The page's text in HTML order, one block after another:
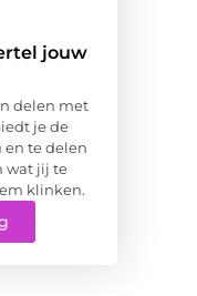
jouw
delen met
je de
te delen
wat jij te
klinken.